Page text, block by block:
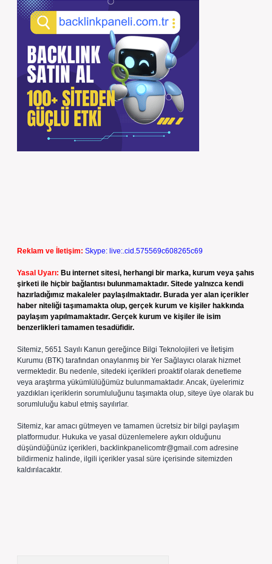
Reklam ve İletişim: Skype: live:.cid.575569c608265c69
Yasal Uyarı: Bu internet sitesi, herhangi bir marka, kurum veya şahıs
şirketi ile hiçbir bağlantısı bulunmamaktadır. Sitede yalnızca kendi
hazırladığımız makaleler paylaşılmaktadır. Burada yer alan içerikler
haber niteliği taşımamakta olup, gerçek kurum ve kişiler hakkında
paylaşım yapılmamaktadır. Gerçek kurum ve kişiler ile isim
benzerlikleri tamamen tesadüfidir.
Sitemiz, 5651 Sayılı Kanun gereğince Bilgi Teknolojileri ve İletişim
Kurumu (BTK) tarafından onaylanmış bir Yer Sağlayıcı olarak hizmet
vermektedir. Bu nedenle, sitedeki içerikleri proaktif olarak denetleme
veya araştırma yükümlülüğümüz bulunmamaktadır. Ancak, üyelerimiz
yazdıkları içeriklerin sorumluluğunu taşımakta olup, siteye üye olarak bu
sorumluluğu kabul etmiş sayılırlar.
Sitemiz, kar amacı gütmeyen ve tamamen ücretsiz bir bilgi paylaşım
platformudur. Hukuka ve yasal düzenlemelere aykırı olduğunu
düşündüğünüz içerikleri, backlinkpanelicomtr@gmail.com adresine
bildirmeniz halinde, ilgili içerikler yasal süre içerisinde sitemizden
kaldırılacaktır.